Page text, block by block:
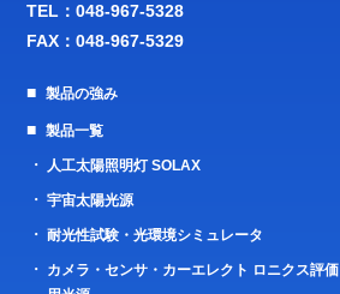
TEL：048-967-5328
FAX：048-967-5329
製品の強み
製品一覧
人工太陽照明灯 SOLAX
宇宙太陽光源
耐光性試験・光環境シミュレータ
カメラ・センサ・カーエレクト ロニクス評価